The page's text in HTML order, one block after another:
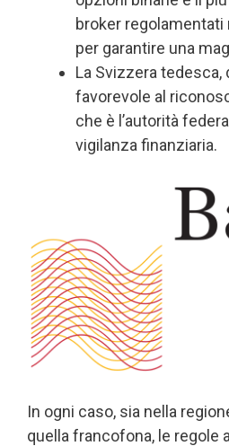
broker regolamentati
per garantire una
La Svizzera tedesca,
favorevole al
che è l’autorità
vigilanza finanziaria.
In ogni caso, sia nella
quella francofona, le regole